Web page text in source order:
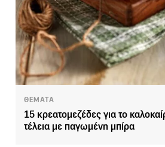
ΘΕΜΑΤΑ
15 κρεατομεζέδες για το
τέλεια με παγωμένη μπίρα